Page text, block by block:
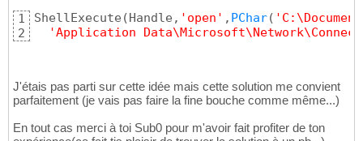
1
2
ShellExecute ( Handle, 'open' , PChar(
'Application
J'étais pas parti sur cette idée mais cette solution me convient
parfaitement (je vais pas faire la fine bouche comme même...)
En tout cas merci à toi Sub0 pour m'avoir fait profiter de ton